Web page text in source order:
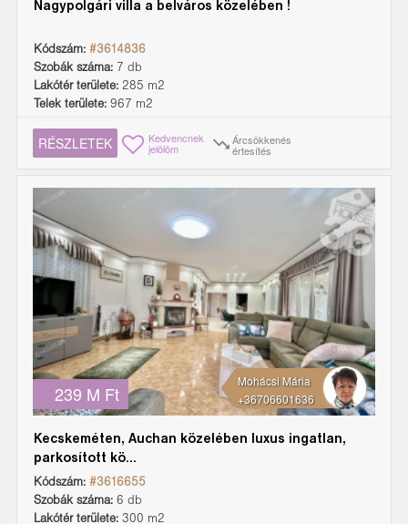
Nagypolgári villa a belváros közelében !
Kódszám: #3614836
Szobák száma: 7 db
Lakótér területe: 285 m2
Telek területe: 967 m2
RÉSZLETEK Kedvencnek
jelölöm
Árcsökkenés
értesítés
239 M Ft
Mohácsi Mária
+36706601636
Kecskeméten, Auchan közelében luxus ingatlan,
parkosított kö...
Kódszám: #3616655
Szobák száma: 6 db
Lakótér területe: 300 m2